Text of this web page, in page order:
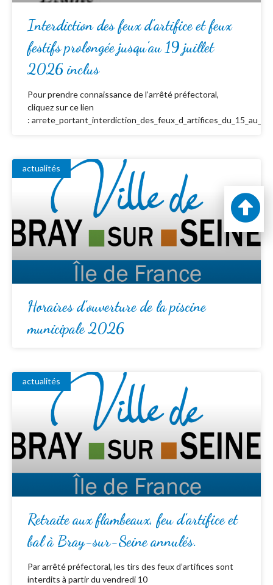
Interdiction des feux d’artifice et feux
festifs prolongée jusqu’au 19 juillet
2026 inclus
Pour prendre connaissance de l’arrêté préfectoral,
cliquez sur ce lien
:
actualités
Horaires d’ouverture de la piscine
municipale 2026
actualités
Retraite aux flambeaux, feu d’artifice et
bal à Bray-sur-Seine annulés.
Par arrêté préfectoral, les tirs des feux d’artifices sont
interdits à partir du vendredi 10